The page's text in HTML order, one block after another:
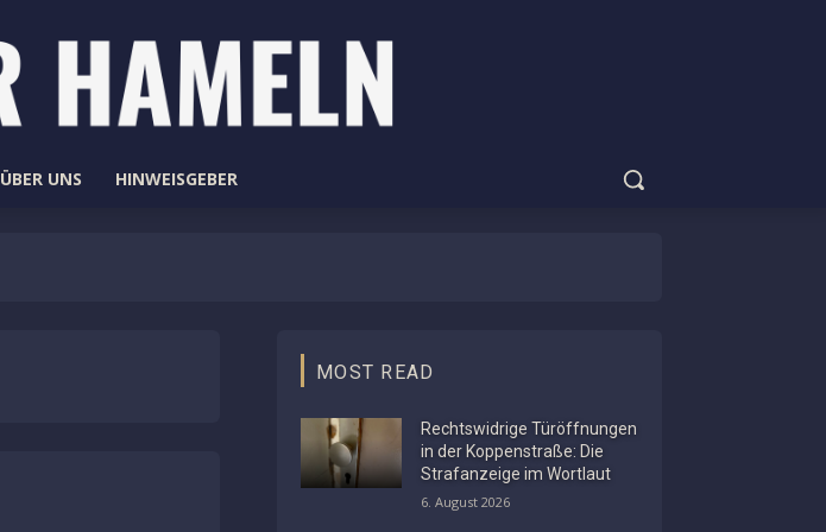
ÜBER UNS HINWEISGEBER
MOST READ
Rechtswidrige Türöffnungen
in der Koppenstraße: Die
Strafanzeige im Wortlaut
6. August 2026